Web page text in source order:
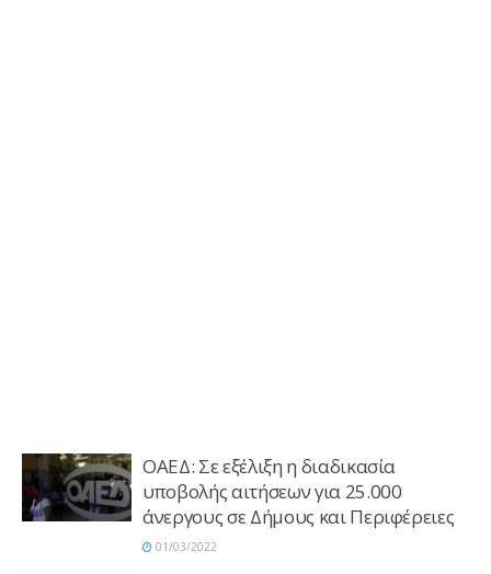
ΟΑΕΔ: Σε εξέλιξη η διαδικασία
υποβολής αιτήσεων για 25.000
άνεργους σε Δήμους και Περιφέρειες
01/03/2022